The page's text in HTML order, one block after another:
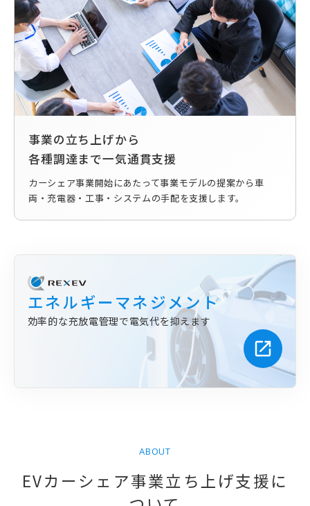
事業の立ち上げから
各種調達まで一気通貫支援
カーシェア事業開始にあたって事業モデルの提案から車
両・充電器・工事・システムの手配を支援します。
エネルギーマネジメント
効率的な充放電管理で電気代を抑えます
open_in_new
ABOUT
EVカーシェア事業立ち上げ支援に